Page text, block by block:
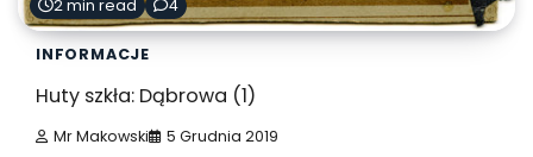
2 min read 4
INFORMACJE
Huty szkła: Dąbrowa (1)
Mr Makowski 5 Grudnia 2019